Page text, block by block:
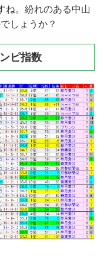
ね。紛れのある中山
しょうか？
ピ指数